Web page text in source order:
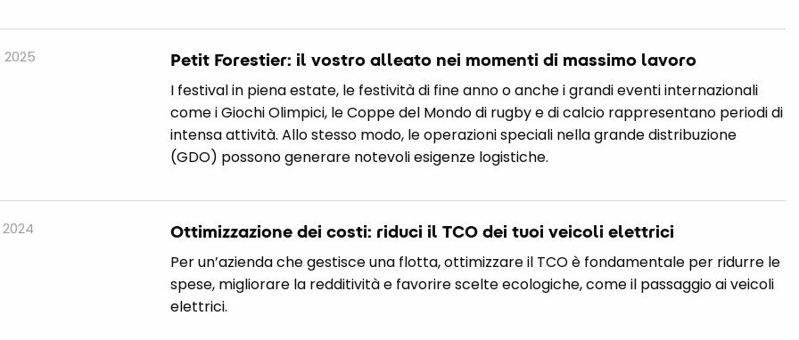
Petit Forestier: il vostro alleato nei momenti di massimo lavoro
I festival in piena estate, le festività di fine anno o anche i grandi eventi internazionali
come i Giochi Olimpici, le Coppe del Mondo di rugby e di calcio rappresentano periodi di
intensa attività. Allo stesso modo, le operazioni speciali nella grande distribuzione
(GDO) possono generare notevoli esigenze logistiche.
Ottimizzazione dei costi: riduci il TCO dei tuoi veicoli elettrici
Per un’azienda che gestisce una flotta, ottimizzare il TCO è fondamentale per ridurre le
spese, migliorare la redditività e favorire scelte ecologiche, come il passaggio ai veicoli
elettrici.